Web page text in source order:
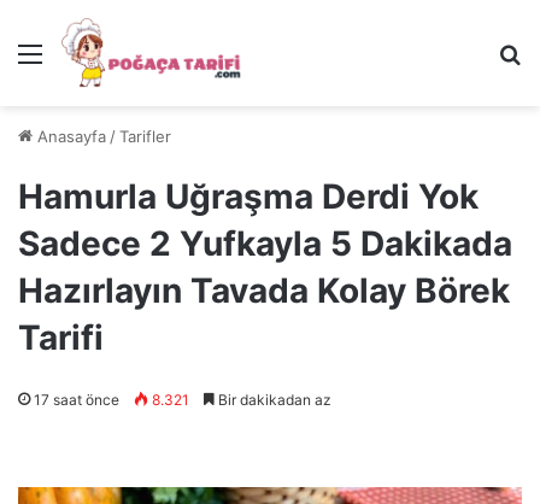
Menü
Anasayfa /Tarifler
Hamurla Uğraşma Derdi Yok
Sadece 2 Yufkayla 5 Dakikada
Hazırlayın Tavada Kolay Börek
Tarifi
17 saat önce 8.321 Bir dakikadan az